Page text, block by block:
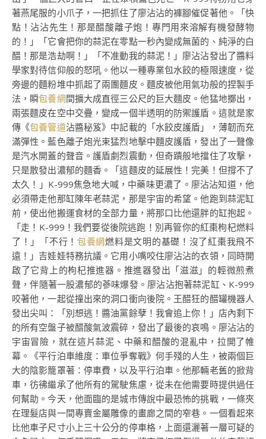
著燕尾服的小爪子，一把抓住了廖沾沾的褲腳催促著他。「快
點！沾沾先生！那是醋酸離子炮！專門用來溶解有機發酵物
的！」「它會把你的蒜泥在零點一秒內變成無菌的、純淨的白
醋！那是浩劫啊！」「不准動我的蒜泥！」廖沾沾發出了醬料
學家對待信仰般的怒吼。他以一種專業包水餃的極限速度，從
旁邊的麵粉堆中抓起了兩團麵皮。麵皮被他用氣功般的捏製手
法，瞬包養網間擴大成直徑三公尺的巨大麵皮。他猛地擲出，
兩張麵皮在空中交疊，變成一個半透明的防禦護盾。這就是家
傳《包養管道沾醬秘笈》中記載的「水餃皮護盾」，薄韌而充
滿彈性。藍色離子炮光束猛烈地擊中麵皮護盾，發出了一聲像
是汽水開蓋的聲音。護盾劇烈震動，但奇蹟般地擋住了攻擊，
只是散發出濃郁的麵香。「這麵皮的延展性！完美！但撐不了
太久！」K-999焦急地大喊，中藥味更濃了。廖沾沾知道，他
必須帶走他那缸陳年老蒜泥，那是宇宙的希望。他跑到蒜泥缸
前，使出他搬運食材的全部力量，將那口比他還胖的缸抱起。
「走！K-999！我們要從後院逃跑！別再管你的紅棗枸杞燃料
了！」「不行！包養網燃料是文明的基礎！沒了紅棗我飛不
遠！」吉娃娃特務抗議。它用小嘴咬住廖沾沾的衣領，同時開
啟了它背上的枸杞推進器。推進器發出「滋滋」的輕微煎煮
聲，伴隨著一股濃郁的蔘味爆發。廖沾沾抱著蒜泥缸、K-999
咬著他，一起從撞出來的洞口衝向後院。王醋狂的醋罐機器人
發出尖叫：「別想逃！醬油黨餘孽！我會追上你！」店內剩下
的所有空盤子被醋酸氣波震碎，發出了最後的哀鳴。廖沾沾的
宇宙冒險，就在這片蒜泥、中藥和醋酸的混亂中，拉開了帷
幕。《平行泊車維度：車位爭奪戰》何手殘的人生，被兩個巨
大的陰影籠罩著：停車費，以及平行泊車。他那輛老舊的掀背
車，彷彿繼承了他所有的駕駛焦慮，從未在他需要時提供過任
何幫助。今天，他面臨的是城市傳說中最恐怖的挑戰，一條夾
在理髮店與一間專賣金屬雕像的畫廊之間的窄巷。一個看起來
比他車子尺寸小上三十公分的停車格，上面還灑著一層可疑的